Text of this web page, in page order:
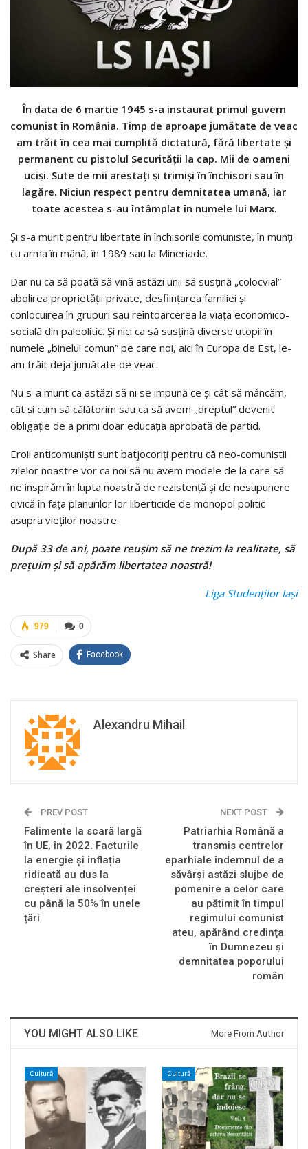
În data de 6 martie 1945 s-a instaurat primul guvern
comunist în România. Timp de aproape jumătate de veac
am trăit în cea mai cumplită dictatură, fără libertate și
permanent cu pistolul Securității la cap. Mii de oameni
uciși. Sute de mii arestați și trimiși în închisori sau în
lagăre. Niciun respect pentru demnitatea umană, iar
toate acestea s-au întâmplat în numele lui Marx.
Și s-a murit pentru libertate în închisorile comuniste, în munți
cu arma în mână, în 1989 sau la Mineriade.
Dar nu ca să poată să vină astăzi unii să susțină „colocvial”
abolirea proprietății private, desființarea familiei și
conlocuirea în grupuri sau reîntoarcerea la viața economico-
socială din paleolitic. Și nici ca să susțină diverse utopii în
numele „binelui comun” pe care noi, aici în Europa de Est, le-
am trăit deja jumătate de veac.
Nu s-a murit ca astăzi să ni se impună ce și cât să mâncăm,
cât și cum să călătorim sau ca să avem „dreptul” devenit
obligație de a primi doar educația aprobată de partid.
Eroii anticomuniști sunt batjocoriți pentru că neo-comuniștii
zilelor noastre vor ca noi să nu avem modele de la care să
ne inspirăm în lupta noastră de rezistență și de nesupunere
civică în fața planurilor lor liberticide de monopol politic
asupra vieților noastre.
După 33 de ani, poate reușim să ne trezim la realitate, să
prețuim și să apărăm libertatea noastră!
Liga Studenților Iași
0
979
Share Facebook
Alexandru Mihail
PREV POST
Falimente la scară largă
în UE, în 2022. Facturile
la energie și inflația
ridicată au dus la
creșteri ale insolvenței
cu până la 50% în unele
țări
NEXT POST
Patriarhia Română a
transmis centrelor
eparhiale îndemnul de a
săvârşi astăzi slujbe de
pomenire a celor care
au pătimit în timpul
regimului comunist
ateu, apărând credinţa
în Dumnezeu şi
demnitatea poporului
român
YOU MIGHT ALSO LIKE More From Author
Cultură Cultură